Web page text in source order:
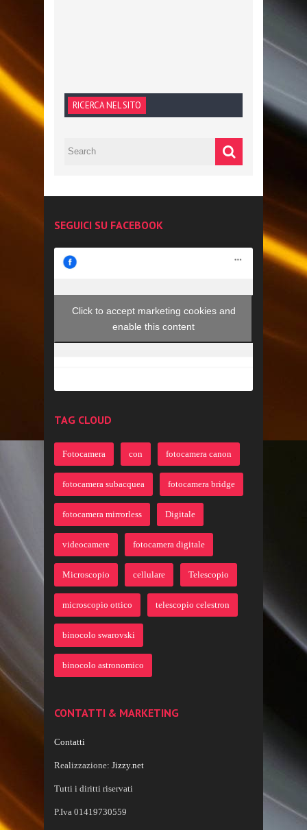
RICERCA NEL SITO
SEGUICI SU FACEBOOK
Click to accept marketing cookies and
enable this content
TAG CLOUD
Fotocamera con fotocamera canon
fotocamera subacquea fotocamera bridge
fotocamera mirrorless Digitale
videocamere fotocamera digitale
Microscopio cellulare Telescopio
microscopio ottico telescopio celestron
binocolo swarovski
binocolo astronomico
CONTATTI & MARKETING
Contatti
Realizzazione: Jizzy.net
Tutti i diritti riservati
P.Iva 01419730559